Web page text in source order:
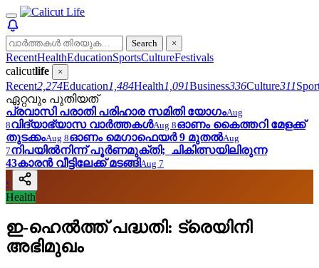
Search ×
RecentHealthEducationSportsCultureFestivals
calicutlife ×
Recent2,274Education1,484Health1,091Business336Culture311
ഏറ്റവും പുതിയത്
പ്രവാസി പരാതി പരിഹാര സമിതി യോഗംAug
8വിദ്യാഭ്യാസ വാർത്തകൾAug 8ഓണം കൈത്തറി മേളക്ക്
തുടക്കംAug 8ഓണം മെഗാഫെയര്‍ 9 മുതൽAug
7നിപയില്‍നിന്ന് പൂര്‍ണമുക്തി; ചികിത്സയിലിരുന്ന
43കാരന്‍ വീട്ടിലേക്ക് മടങ്ങിAug 7
‹
Health
ഇ-ഹെൽത്ത് പദ്ധതി: ട്രെയിനി
അഭിമുഖം